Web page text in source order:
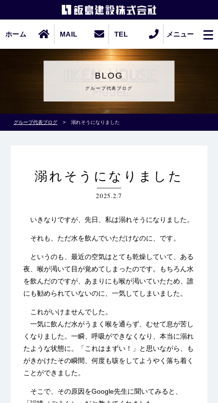
ホーム MAIL TEL メニュー
BLOG
グループ代表ブログ
グループ代表ブログ > 溺れそうになりました
溺れそうになりました
2025.2.7
いきなりですが、先日、私は溺れそうになりました。
それも、ただ水を飲んでいただけなのに、です。
というのも、最近の空気はとても乾燥していて、ある
夜、喉が渇いて目が覚めてしまったのです。もちろん水
を飲んだのですが、あまりにも喉が渇いていたため、誰
にも勧められていないのに、一気してしまいました。
これがいけませんでした。
一気に飲んだ水がうまく喉を通らず、むせて息が苦し
くなりました。一瞬、呼吸ができなくなり、本当に溺れ
たような状態に。「これはまずい！」と思いながら、も
がきかけたその瞬間、何度も咳をしてようやく落ち着く
ことができました。
そこで、その原因をGoogle先生に聞いてみると、